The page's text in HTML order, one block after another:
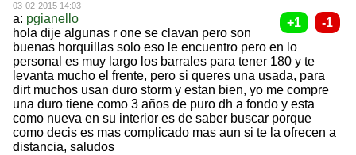
03-02-2015 14:03
a: pgianello
hola dije algunas r one se clavan pero son
buenas horquillas solo eso le encuentro pero en lo
personal es muy largo los barrales para tener 180 y te
levanta mucho el frente, pero si queres una usada, para
dirt muchos usan duro storm y estan bien, yo me compre
una duro tiene como 3 años de puro dh a fondo y esta
como nueva en su interior es de saber buscar porque
como decis es mas complicado mas aun si te la ofrecen a
distancia, saludos